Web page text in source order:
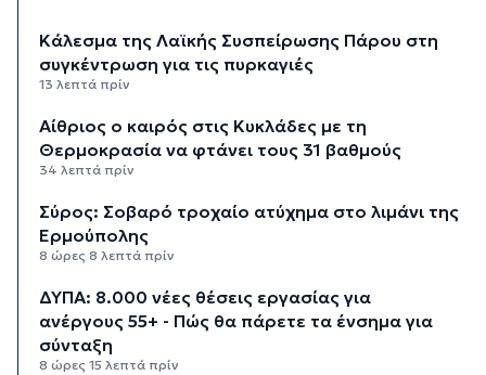
Κάλεσμα της Λαϊκής Συσπείρωσης Πάρου στη
συγκέντρωση για τις πυρκαγιές
13 λεπτά πρίν
Αίθριος ο καιρός στις Κυκλάδες με τη
Θερμοκρασία να φτάνει τους 31 βαθμούς
34 λεπτά πρίν
Σύρος: Σοβαρό τροχαίο ατύχημα στο λιμάνι της
Ερμούπολης
8 ώρες 8 λεπτά πρίν
ΔΥΠΑ: 8.000 νέες θέσεις εργασίας για
ανέργους 55+ - Πώς θα πάρετε τα ένσημα για
σύνταξη
8 ώρες 15 λεπτά πρίν